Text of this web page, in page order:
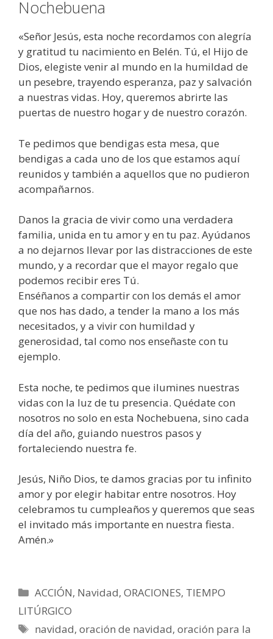
Nochebuena
«Señor Jesús, esta noche recordamos con alegría
y gratitud tu nacimiento en Belén. Tú, el Hijo de
Dios, elegiste venir al mundo en la humildad de
un pesebre, trayendo esperanza, paz y salvación
a nuestras vidas. Hoy, queremos abrirte las
puertas de nuestro hogar y de nuestro corazón.
Te pedimos que bendigas esta mesa, que
bendigas a cada uno de los que estamos aquí
reunidos y también a aquellos que no pudieron
acompañarnos.
Danos la gracia de vivir como una verdadera
familia, unida en tu amor y en tu paz. Ayúdanos
a no dejarnos llevar por las distracciones de este
mundo, y a recordar que el mayor regalo que
podemos recibir eres Tú.
Enséñanos a compartir con los demás el amor
que nos has dado, a tender la mano a los más
necesitados, y a vivir con humildad y
generosidad, tal como nos enseñaste con tu
ejemplo.
Esta noche, te pedimos que ilumines nuestras
vidas con la luz de tu presencia. Quédate con
nosotros no solo en esta Nochebuena, sino cada
día del año, guiando nuestros pasos y
fortaleciendo nuestra fe.
Jesús, Niño Dios, te damos gracias por tu infinito
amor y por elegir habitar entre nosotros. Hoy
celebramos tu cumpleaños y queremos que seas
el invitado más importante en nuestra fiesta.
Amén.»
Categorías
ACCIÓN, Navidad,ORACIONES, TIEMPO
LITÚRGICO
Etiquetas
navidad,oración de navidad,oración para la